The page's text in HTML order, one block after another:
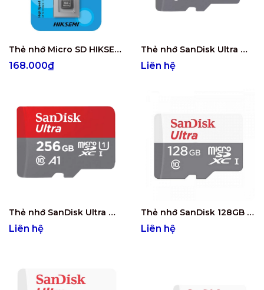
Thẻ nhớ Micro SD HIKSEMI NEO 64GB
168.000₫
Thẻ nhớ SanDisk Ultra microSDXC 512GB (SDSQUAC-512G-GN6MN)
Liên hệ
Thẻ nhớ SanDisk Ultra microSDXC 256GB (SDSQUAC-256G-GN6MN)
Liên hệ
Thẻ nhớ SanDisk 128GB Ultra microSDXC (SDSQUNR-128G-GN3MN)
Liên hệ